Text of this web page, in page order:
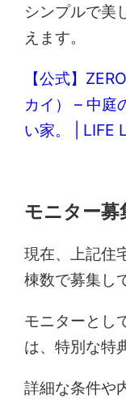
シンプルで美
えます。
【公式】
カイ） – 中庭
い家。 | LIFE
モニター募
現在、上記住
棟数で募集し
モニターとし
は、特別な特
詳細な条件や